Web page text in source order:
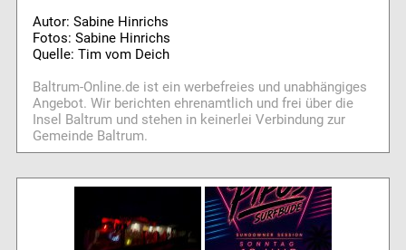
Autor: Sabine Hinrichs
Fotos: Sabine Hinrichs
Quelle: Tim vom Deich
Baltrum-Online.de ist ein werbefreies und unabhängiges
Angebot. Wir berichten ehrenamtlich und frei über die
Insel Baltrum und stehen in keinerlei Verbindung zur
Gemeinde Baltrum.